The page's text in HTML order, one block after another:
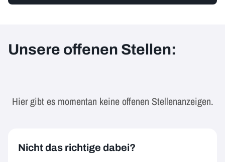
Unsere offenen Stellen:
Hier gibt es momentan keine offenen Stellenanzeigen.
Nicht das richtige dabei?